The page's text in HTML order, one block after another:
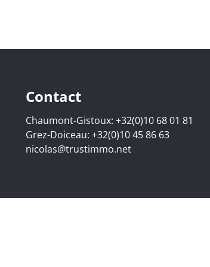
Contact
Chaumont-Gistoux: +32(0)10 68 01 81
Grez-Doiceau: +32(0)10 45 86 63
nicolas@trustimmo.net